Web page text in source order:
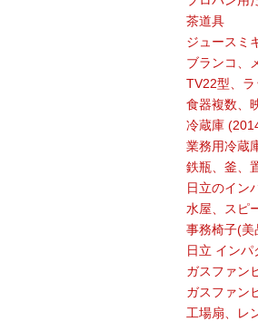
茶道具
ジュースミ
ブランコ、
TV22型、
食器複数、
冷蔵庫
業務用冷蔵
鉄瓶、釜、
日立のイン
水屋、スピ
事務椅子(美
日立 イン
ガスファン
ガスファン
工場扇、レ